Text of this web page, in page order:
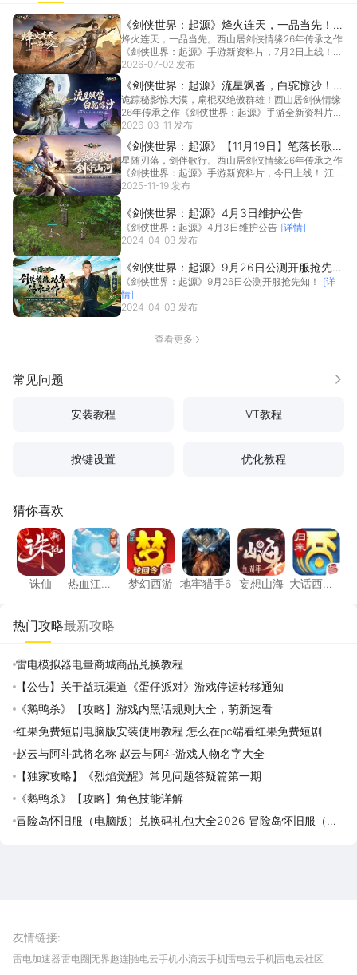
《剑侠世界：起源》烽火连天，一品当先！新
资料片上线！
烽火连天，一品当先。西山居剑侠情缘26年传承之作
《剑侠世界：起源》手游新资料片，7月2日上线！边
塞烽... [详情]
2026-07-02 发布
《剑侠世界：起源》流星飒沓，白驼惊沙！新
资料片公测
诡踪秘影惊大漠，扇棍双绝傲群雄！西山居剑侠情缘
26年传承之作《剑侠世界：起源》手游全新资料片今
日正式... [详情]
2026-03-11 发布
《剑侠世界：起源》【11月19日】笔落长歌，
剑守山河！新资料片上线！
星随刃落，剑伴歌行。西山居剑侠情缘26年传承之作
《剑侠世界：起源》手游新资料片，今日上线！ 江湖
风云... [详情]
2025-11-19 发布
《剑侠世界：起源》4月3日维护公告
《剑侠世界：起源》4月3日维护公告 [详情]
2024-04-03 发布
《剑侠世界：起源》9月26日公测开服抢先
知！
《剑侠世界：起源》9月26日公测开服抢先知！
[详
情]
2024-04-03 发布
查看更多
常见问题 更多
安装教程 VT教程
按键设置 优化教程
猜你喜欢
诛仙
诛仙
热血江湖：觉醒
热血江
梦幻西游
梦幻西游
地牢猎手6
地牢猎手6
妄想山海
妄想山海
大话
大话西
热门攻略最新攻略
雷电模拟器电量商城商品兑换教程
【公告】关于益玩渠道《蛋仔派对》游戏停运转移通知
《鹅鸭杀》【攻略】游戏内黑话规则大全，萌新速看
红果免费短剧电脑版安装使用教程 怎么在pc端看红果免费短剧
赵云与阿斗武将名称 赵云与阿斗游戏人物名字大全
【独家攻略】《烈焰觉醒》常见问题答疑篇第一期
《鹅鸭杀》【攻略】角色技能详解
冒险岛怀旧服（电脑版）兑换码礼包大全2026 冒险岛怀旧服（电
友情链接:
雷电加速器雷电圈无界趣连驰电云手机小滴云手机雷电云手机雷电云社区